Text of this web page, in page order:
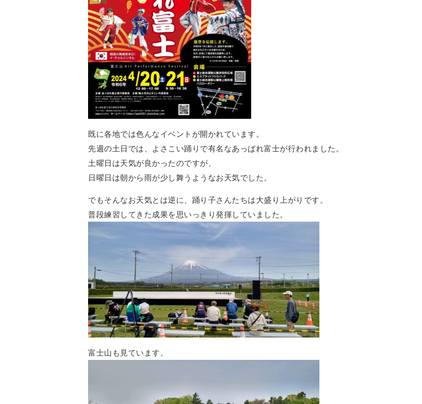
既に各地では色んなイベントが開かれています。
先週の土日では、よさこい踊りで有名なあっぱれ富士が行われました。
土曜日は天気が良かったのですが、
日曜日は朝から雨が少し舞うようなお天気でした。
でもそんなお天気とは逆に、踊り子さんたちは大盛り上がりです。
普段練習してきた成果を思いっきり発揮していました。
富士山も見ています。